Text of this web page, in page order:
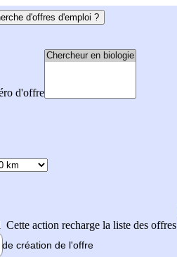
d'offres d'emploi ?
d'offre
Cette action recharge la liste des offres
de création de l'offre